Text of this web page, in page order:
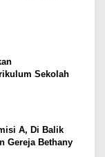
Sekolah
A, Di Balik
Gereja Bethany